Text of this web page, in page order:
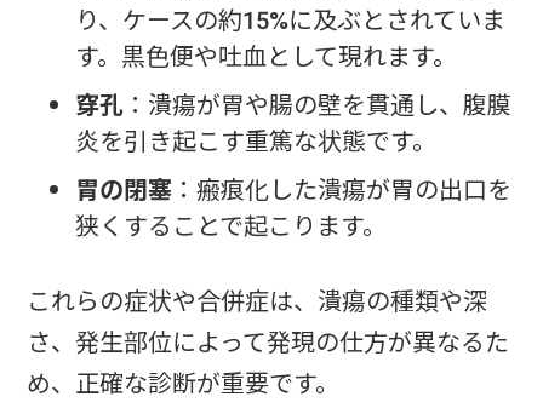
り、ケースの約15%に及ぶとされていま
す。黒色便や吐血として現れます。
穿孔 ：潰瘍が胃や腸の壁を貫通し、腹膜
炎を引き起こす重篤な状態です。
胃の閉塞 ：瘢痕化した潰瘍が胃の出口を
狭くすることで起こります。
これらの症状や合併症は、潰瘍の種類や深
さ、発生部位によって発現の仕方が異なるた
め、正確な診断が重要です。